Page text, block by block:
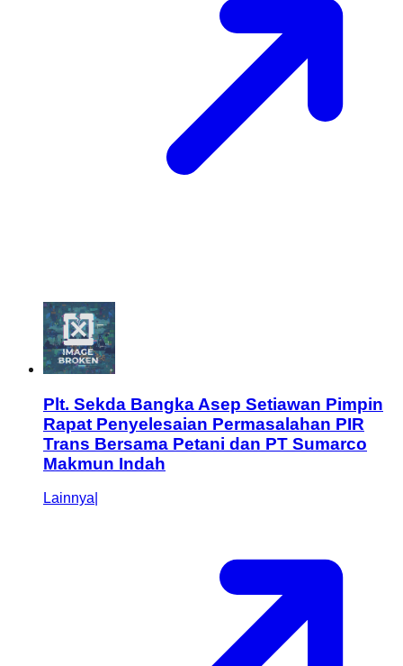
Plt. Sekda Bangka Asep Setiawan Pimpin
Rapat Penyelesaian Permasalahan PIR
Trans Bersama Petani dan PT Sumarco
Makmun Indah
Lainnya